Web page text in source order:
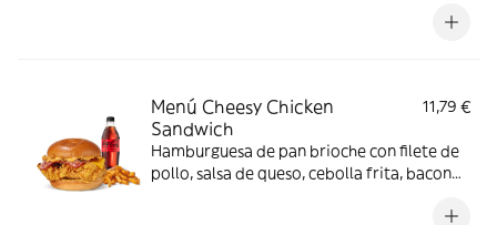
Menú Cheesy Chicken
Sandwich
11,79 €
Hamburguesa de pan brioche con filete de
pollo, salsa de queso, cebolla frita, bacon